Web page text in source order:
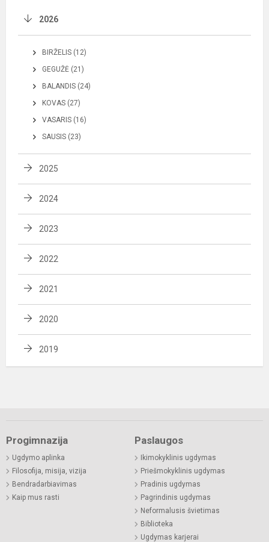
2026
BIRŽELIS (12)
GEGUŽĖ (21)
BALANDIS (24)
KOVAS (27)
VASARIS (16)
SAUSIS (23)
2025
2024
2023
2022
2021
2020
2019
Progimnazija
Ugdymo aplinka
Filosofija, misija, vizija
Bendradarbiavimas
Kaip mus rasti
Paslaugos
Ikimokyklinis ugdymas
Priešmokyklinis ugdymas
Pradinis ugdymas
Pagrindinis ugdymas
Neformalusis švietimas
Biblioteka
Ugdymas karjerai